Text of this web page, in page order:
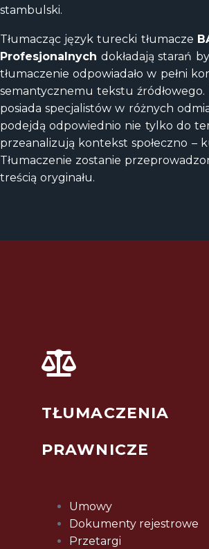
stambulski.
Tłumacząc język turecki tłumacze
Profesjonalnychdokładają starań
tłumaczenie odpowiadało w pełni
semantycznemu tekstu źródłowego.
posiada specjalistów w różnych
podejdą odpowiednio nie tylko do
przeanalizują kontekst społeczno
Tłumaczenie zostanie
treścią oryginału.
TŁUMACZENIA
PRAWNICZE
Umowy
Dokumenty rejestrowe
Przetargi